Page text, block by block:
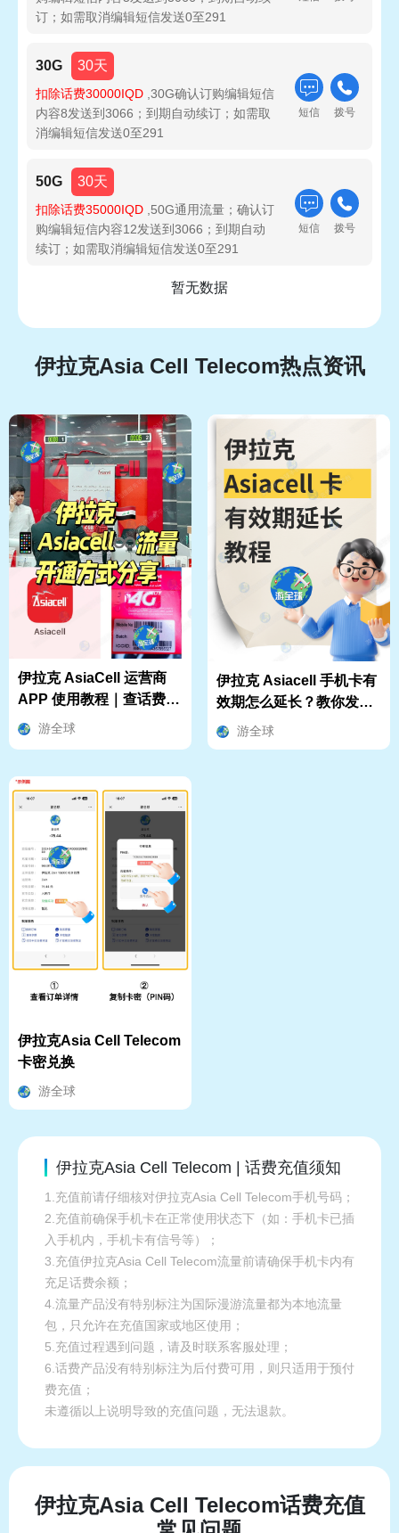
订；如需取消编辑短信发送0至291
30G 30天
扣除话费30000IQD ,30G确认订购编辑短信
内容8发送到3066；到期自动续订；如需取
消编辑短信发送0至291
短信 拨号
50G 30天
扣除话费35000IQD ,50G通用流量；确认订
购编辑短信内容12发送到3066；到期自动
续订；如需取消编辑短信发送0至291
短信 拨号
暂无数据
伊拉克Asia Cell Telecom热点资讯
伊拉克 AsiaCell 运营商
APP 使用教程｜查话费流
量、购买流量包、线上充
游全球
伊拉克 Asiacell 手机卡有
效期怎么延长？教你发短
信购买号码有效期！
游全球
伊拉克Asia Cell Telecom
卡密兑换
游全球
伊拉克Asia Cell Telecom | 话费充值须知
1.充值前请仔细核对伊拉克Asia Cell Telecom手机号码；
2.充值前确保手机卡在正常使用状态下（如：手机卡已插
入手机内，手机卡有信号等）；
3.充值伊拉克Asia Cell Telecom流量前请确保手机卡内有
充足话费余额；
4.流量产品没有特别标注为国际漫游流量都为本地流量
包，只允许在充值国家或地区使用；
5.充值过程遇到问题，请及时联系客服处理；
6.话费产品没有特别标注为后付费可用，则只适用于预付
费充值；
未遵循以上说明导致的充值问题，无法退款。
伊拉克Asia Cell Telecom话费充值